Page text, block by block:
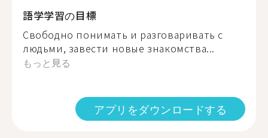
語学学習の目標
Свободно понимать и разговаривать с
людьми, завести новые знакомства...
もっと見る
アプリをダウンロードする